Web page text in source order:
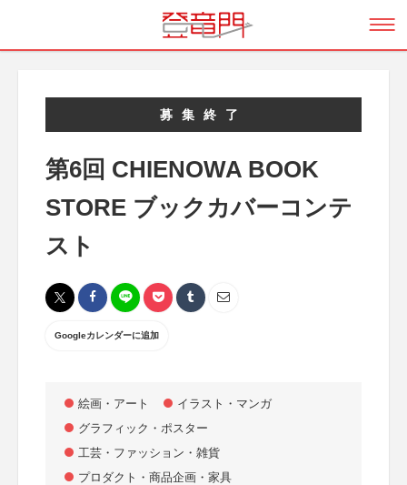
募集終了
第6回 CHIENOWA BOOK
STORE ブックカバーコンテ
スト
Googleカレンダーに追加
絵画・アート
イラスト・マンガ
グラフィック・ポスター
工芸・ファッション・雑貨
プロダクト・商品企画・家具